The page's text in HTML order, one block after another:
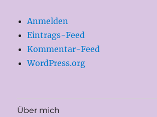
Anmelden
Eintrags-Feed
Kommentar-Feed
WordPress.org
Über mich